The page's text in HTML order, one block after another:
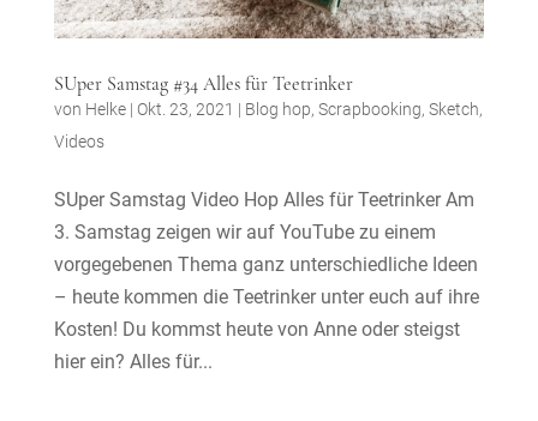
SUper Samstag #34 Alles für Teetrinker
von Helke| Okt. 23, 2021 | Blog hop, Scrapbooking, Sketch,
Videos
SUper Samstag Video Hop Alles für Teetrinker Am
3. Samstag zeigen wir auf YouTube zu einem
vorgegebenen Thema ganz unterschiedliche Ideen
– heute kommen die Teetrinker unter euch auf ihre
Kosten! Du kommst heute von Anne oder steigst
hier ein? Alles für...